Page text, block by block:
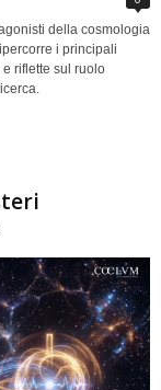
della cosmologia
i principali
riflette sul ruolo